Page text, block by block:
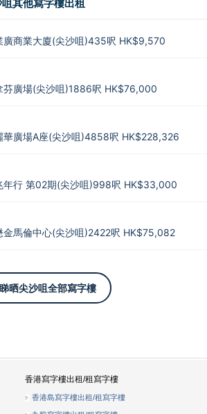
其他寫字樓出租
廣商業大廈(尖沙咀)435呎 HK$9,570
芬廣場(尖沙咀)1886呎 HK$76,000
華廣場A座(尖沙咀)4858呎 HK$228,326
年行 第02期(尖沙咀)998呎 HK$33,000
金馬倫中心(尖沙咀)2422呎 HK$75,082
晒尖沙咀全部寫字樓
香港寫字樓出租/租寫字樓
香港島寫字樓出租/租寫字樓